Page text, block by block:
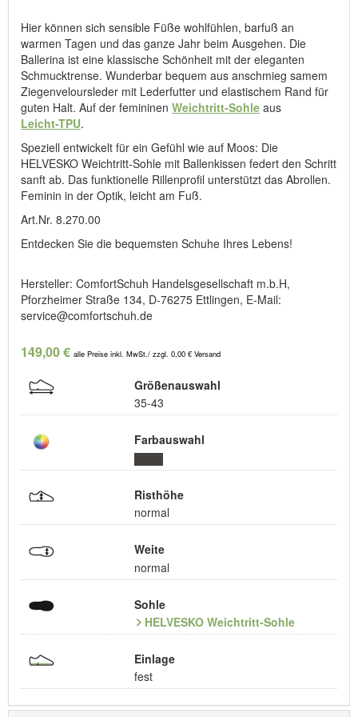
Hier können sich sensible Füße wohlfühlen, barfuß an
warmen Tagen und das ganze Jahr beim Ausgehen. Die
Ballerina ist eine klassische Schönheit mit der eleganten
Schmucktrense. Wunderbar bequem aus anschmieg samem
Ziegenveloursleder mit Lederfutter und elastischem Rand für
guten Halt. Auf der femininen Weichtritt-Sohle aus
Leicht-TPU.
Speziell entwickelt für ein Gefühl wie auf Moos: Die
HELVESKO Weichtritt-Sohle mit Ballenkissen federt den Schritt
sanft ab. Das funktionelle Rillenprofil unterstützt das Abrollen.
Feminin in der Optik, leicht am Fuß.
Art.Nr. 8.270.00
Entdecken Sie die bequemsten Schuhe Ihres Lebens!
Hersteller: ComfortSchuh Handelsgesellschaft m.b.H,
Pforzheimer Straße 134, D-76275 Ettlingen, E-Mail:
service@comfortschuh.de
149,00 € alle Preise inkl. MwSt./ zzgl. 0,00 € Versand
Größenauswahl
35-43
Farbauswahl
Risthöhe
normal
Weite
normal
Sohle
HELVESKO Weichtritt-Sohle
Einlage
fest